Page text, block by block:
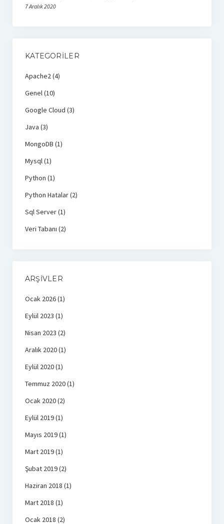
7 Aralık 2020
KATEGORILER
Apache2(4)
Genel(10)
Google Cloud (3)
Java (3)
MongoDB (1)
Mysql(1)
Python (1)
Python Hatalar(2)
Sql Server(1)
Veri Tabanı (2)
ARŞIVLER
Ocak 2026(1)
Eylül 2023 (1)
Nisan 2023 (2)
Aralık 2020(1)
Eylül 2020(1)
Temmuz 2020(1)
Ocak 2020(2)
Eylül 2019(1)
Mayıs 2019(1)
Mart 2019(1)
Şubat 2019(2)
Haziran 2018 (1)
Mart 2018 (1)
Ocak 2018 (2)